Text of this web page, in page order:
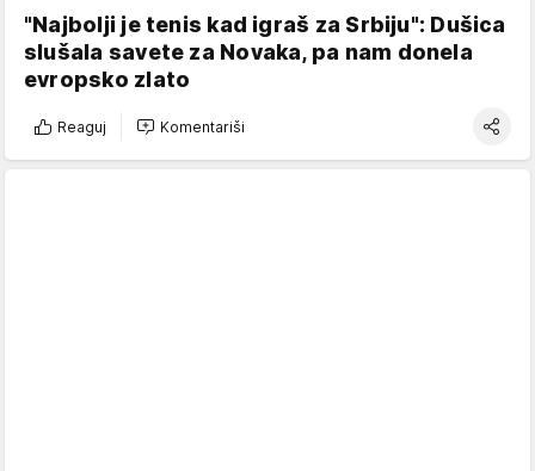
"Najbolji je tenis kad igraš za Srbiju": Dušica
slušala savete za Novaka, pa nam donela
evropsko zlato
Reaguj Komentariši